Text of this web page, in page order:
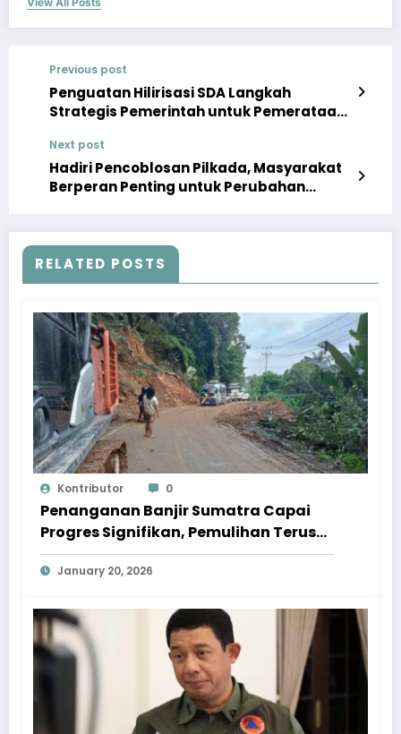
Previous post
Penguatan Hilirisasi SDA Langkah
Strategis Pemerintah untuk Pemerataan
Next post
Hadiri Pencoblosan Pilkada, Masyarakat
Berperan Penting untuk Perubahan
RELATED POSTS
Kontributor 0
Penanganan Banjir Sumatra Capai
Progres Signifikan, Pemulihan Terus
Dipercepat
January 20, 2026